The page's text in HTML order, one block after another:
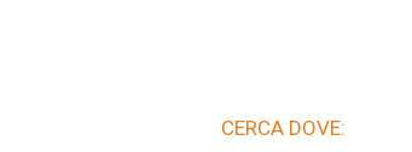
CERCA DOVE: